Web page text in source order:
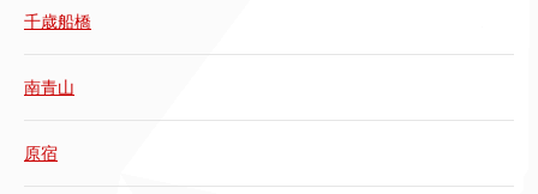
千歳船橋
南青山
原宿